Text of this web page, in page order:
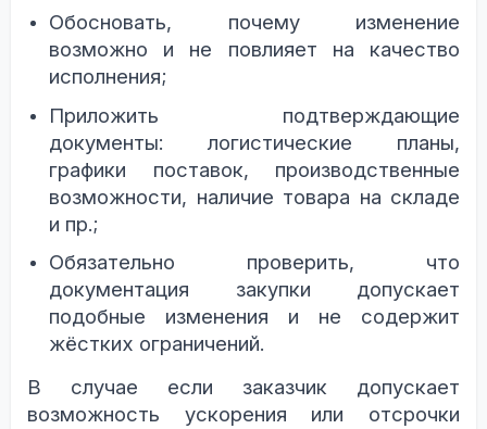
Обосновать, почему изменение
возможно и не повлияет на качество
исполнения;
Приложить подтверждающие
документы: логистические планы,
графики поставок, производственные
возможности, наличие товара на складе
и пр.;
Обязательно проверить, что
документация закупки допускает
подобные изменения и не содержит
жёстких ограничений.
В случае если заказчик допускает
возможность ускорения или отсрочки